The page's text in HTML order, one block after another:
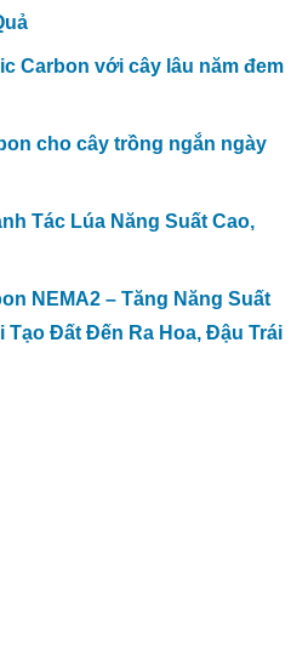
Carbon với cây lâu năm đem
cho cây trồng ngắn ngày
Tác Lúa Năng Suất Cao,
NEMA2 – Tăng Năng Suất
Tạo Đất Đến Ra Hoa, Đậu Trái